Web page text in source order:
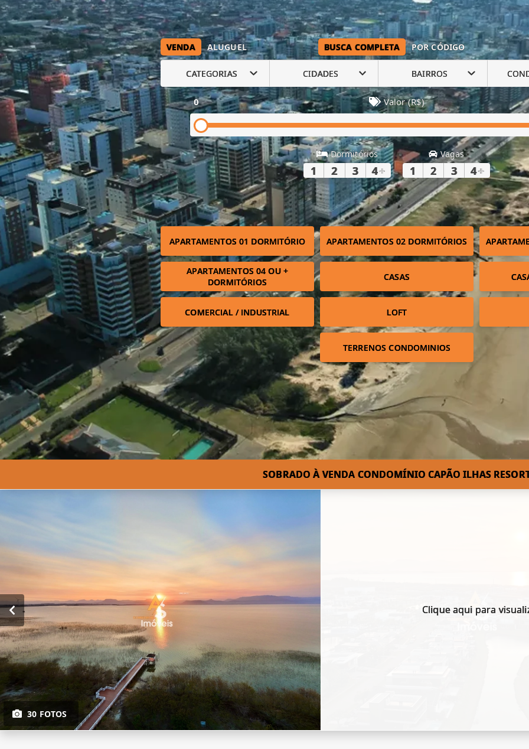
VENDA ALUGUEL BUSCA COMPLETA POR CÓDIGO
CATEGORIAS CIDADES BAIRROS
0 Valor (R$)
Dormitórios
1 2 3 4+
Vagas
1 2 3 4+
APARTAMENTOS 01 DORMITÓRIO APARTAMENTOS 02 DORMITÓRIOS
APARTAMENTOS 04 OU +
DORMITÓRIOS
CASAS
COMERCIAL / INDUSTRIAL LOFT
TERRENOS CONDOMINIOS
SOBRADO À VENDA CONDOMÍNIO CAPÃO ILHAS
30 FOTOS
Clique aqui para